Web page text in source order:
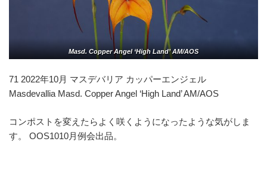
Masd. Copper Angel ‘High Land’ AM/AOS
71 2022年10月 マスデバリア カッパーエンジェル
Masdevallia Masd. Copper Angel ‘High Land’ AM/AOS
コンポストを変えたらよく咲くようになったような気がしま
す。 OOS1010月例会出品。